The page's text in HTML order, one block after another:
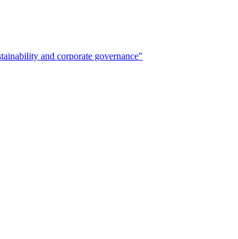
and corporate governance"